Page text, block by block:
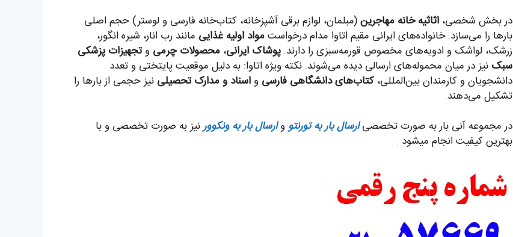
در بخش شخصی، اثاثیه خانه مهاجرین(مبلمان، لوازم برقی آشپزخانه، کتاب‌خانه فارسی و لوستر) حجم اصلی
بارها را می‌سازد. خانواده‌های ایرانی مقیم اتاوا مدام درخواستمواد اولیه غذایی مانند رب انار، شیره انگور،
زرشک، لواشک و ادویه‌های مخصوص قورمه‌سبزی را دارند. پوشاک ایرانی، محصولات چرمی وتجهیزات پزشکی
سبک نیز در میان محموله‌های ارسالی دیده می‌شوند. نکته ویژه اتاوا: به دلیل موقعیت پایتختی و تعدد
دانشجویان و کارمندان بین‌المللی، کتاب‌های دانشگاهی فارسی واسناد و مدارک تحصیلی نیز حجمی از بارها را
تشکیل می‌دهند.
در مجموعه آنی بار به صورت تخصصیارسال بار به تورنتووارسال بار به ونکوورنیز به صورت تخصصی و با
بهترین کیفیت انجام میشود .